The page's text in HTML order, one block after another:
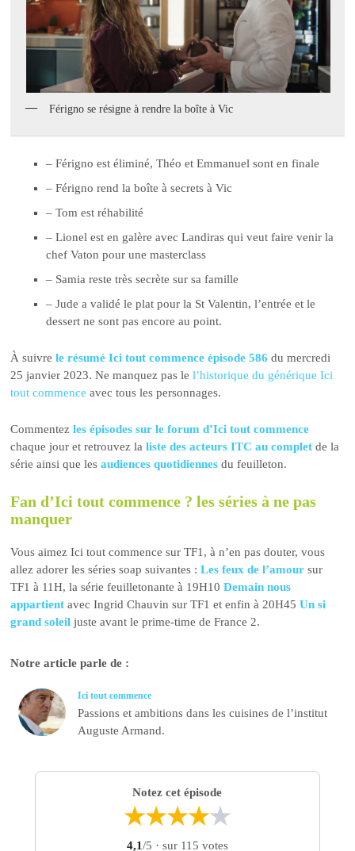
Férigno se résigne à rendre la boîte à Vic
– Férigno est éliminé, Théo et Emmanuel sont en finale
– Férigno rend la boîte à secrets à Vic
– Tom est réhabilité
– Lionel est en galère avec Landiras qui veut faire venir la
chef Vaton pour une masterclass
– Samia reste très secrète sur sa famille
– Jude a validé le plat pour la St Valentin, l’entrée et le
dessert ne sont pas encore au point.
À suivrele résumé Ici tout commence épisode 586 du mercredi
25 janvier 2023. Ne manquez pas lel’historique du générique Ici
tout commenceavec tous les personnages.
Commentezles épisodes sur le forum d’Ici tout commence
chaque jour et retrouvez laliste des acteurs ITC au complet de la
série ainsi que lesaudiences quotidiennesdu feuilleton.
Fan d’Ici tout commence ? les séries à ne pas
manquer
Vous aimez Ici tout commence sur TF1, à n’en pas douter, vous
allez adorer les séries soap suivantes :Les feux de l’amour sur
TF1 à 11H, la série feuilletonante à 19H10Demain nous
appartientavec Ingrid Chauvin sur TF1 et enfin à 20H45Un si
grand soleil juste avant le prime-time de France 2.
Notre article parle de :
Ici tout commence
Passions et ambitions dans les cuisines de l’institut
Auguste Armand.
Notez cet épisode
★★★★★
4,1/5 · sur 115 votes